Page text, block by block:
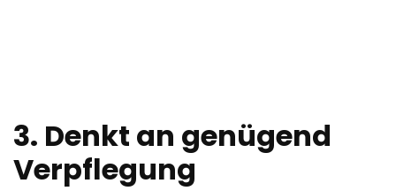
3. Denkt an genügend
Verpflegung